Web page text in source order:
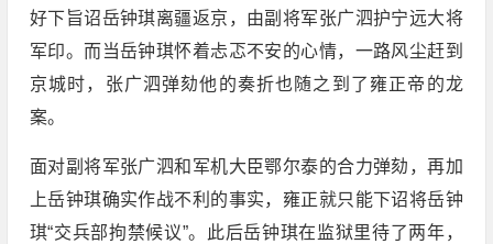
好下旨诏岳钟琪离疆返京，由副将军张广泗护宁远大将
军印。而当岳钟琪怀着忐忑不安的心情，一路风尘赶到
京城时，张广泗弹劾他的奏折也随之到了雍正帝的龙
案。
面对副将军张广泗和军机大臣鄂尔泰的合力弹劾，再加
上岳钟琪确实作战不利的事实，雍正就只能下诏将岳钟
琪“交兵部拘禁候议”。此后岳钟琪在监狱里待了两年，